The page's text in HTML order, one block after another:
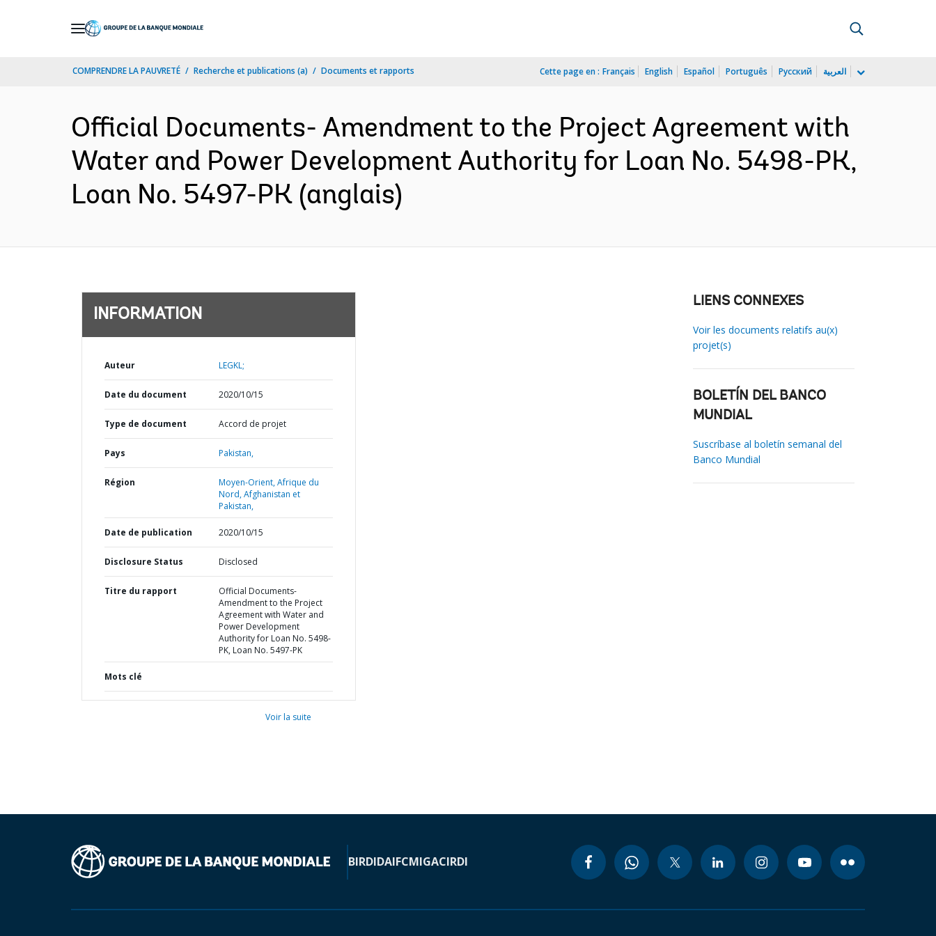
COMPRENDRE LA PAUVRETÉ Recherche et publications (a) Documents et rapports Cette page en : Français English Español Português Русский العربية
Official Documents- Amendment to the Project Agreement with
Water and Power Development Authority for Loan No. 5498-PK,
Loan No. 5497-PK (anglais)
INFORMATION
Auteur LEGKL;
Date du document 2020/10/15
Type de document Accord de projet
Pays Pakistan,
Région
Moyen-Orient, Afrique du
Nord, Afghanistan et
Pakistan,
Date de publication 2020/10/15
Disclosure Status Disclosed
Titre du rapport
Official Documents-
Amendment to the Project
Agreement with Water and
Power Development
Authority for Loan No. 5498-
PK, Loan No. 5497-PK
Mots clé
Voir la suite
LIENS CONNEXES
Voir les documents relatifs au(x)
projet(s)
BOLETÍN DEL BANCO
MUNDIAL
Suscríbase al boletín semanal del
Banco Mundial
BIRDIDAIFCMIGACIRDI